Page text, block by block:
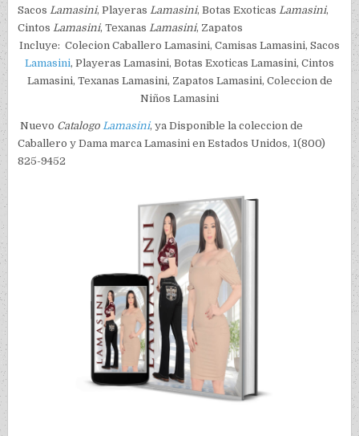
SacosLamasini, PlayerasLamasini, Botas ExoticasLamasini,
CintosLamasini, TexanasLamasini, Zapatos
Incluye: Colecion Caballero Lamasini, Camisas Lamasini, Sacos
Lamasini, Playeras Lamasini, Botas Exoticas Lamasini, Cintos
Lamasini, Texanas Lamasini, Zapatos Lamasini, Coleccion de
Niños Lamasini
Nuevo CatalogoLamasini, ya Disponible la coleccion de
Caballero y Dama marca Lamasini en Estados Unidos, 1(800)
825-9452